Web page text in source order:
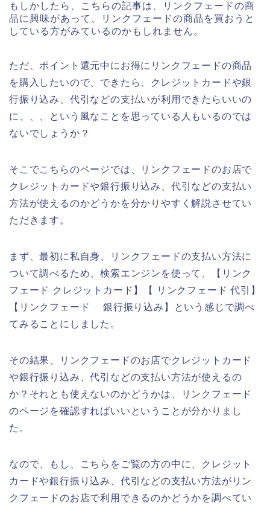
もしかしたら、こちらの記事は、リンクフェードの商
品に興味があって、リンクフェードの商品を買おうと
している方がみているのかもしれません。
ただ、ポイント還元中にお得にリンクフェードの商品
を購入したいので、できたら、クレジットカードや銀
行振り込み、代引などの支払いが利用できたらいいの
に、、、という風なことを思っている人もいるのでは
ないでしょうか？
そこでこちらのページでは、リンクフェードのお店で
クレジットカードや銀行振り込み、代引などの支払い
方法が使えるのかどうかを分かりやすく解説させてい
ただきます。
まず、最初に私自身、リンクフェードの支払い方法に
ついて調べるため、検索エンジンを使って、【リンク
フェード クレジットカード】【 リンクフェード 代引】
【リンクフェード 銀行振り込み】という感じで調べ
てみることにしました。
その結果、リンクフェードのお店でクレジットカード
や銀行振り込み、代引などの支払い方法が使えるの
か？それとも使えないのかどうかは、リンクフェード
のページを確認すればいいということが分かりまし
た。
なので、もし、こちらをご覧の方の中に、クレジット
カードや銀行振り込み、代引などの支払い方法がリン
クフェードのお店で利用できるのかどうかを調べてい